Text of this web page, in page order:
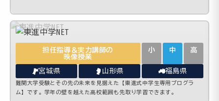
担任指導＆実力講師の
映像授業
小 中 高
宮城県 山形県 福島県
難関大学受験とその先の未来を見据えた【東進式中学生専用プログラ
ム】です。学年の壁を越えた高校範囲も先取り学習できます。